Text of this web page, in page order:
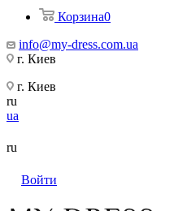
Корзина0
info@my-dress.com.ua
г. Киев
г. Киев
ru
ua
ru
Войти